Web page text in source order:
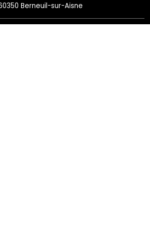
Berneuil-sur-Aisne